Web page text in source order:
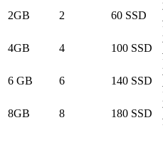
2GB 2 60 SSD
4GB 4 100 SSD
6 GB 6 140 SSD
8GB 8 180 SSD